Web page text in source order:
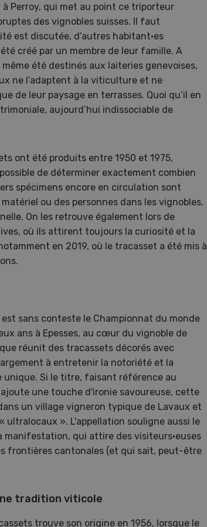
Perroy, qui met au point ce triporteur
des vignobles suisses. Il faut
est discutée, d’autres habitant·es
créé par un membre de leur famille. A
été destinés aux laiteries genevoises,
ne l’adaptent à la viticulture et ne
de leur paysage en terrasses. Quoi qu’il en
aujourd’hui indissociable de
ont été produits entre 1950 et 1975,
de déterminer exactement combien
spécimens encore en circulation sont
ou des personnes dans les vignobles,
On les retrouve également lors de
où ils attirent toujours la curiosité et la
en 2019, où le tracasset a été mis à
est sans conteste le Championnat du monde
ans à Epesses, au cœur du vignoble de
réunit des tracassets décorés avec
à entretenir la notoriété et la
Si le titre, faisant référence au
une touche d'ironie savoureuse, cette
un village vigneron typique de Lavaux et
». L'appellation souligne aussi le
qui attire des visiteurs·euses
frontières cantonales (et qui sait, peut-être
tradition viticole
trouve son origine en 1956, lorsque le
08-31
Paysannes, on vous aime !
monde agricole en Suisse
romande.